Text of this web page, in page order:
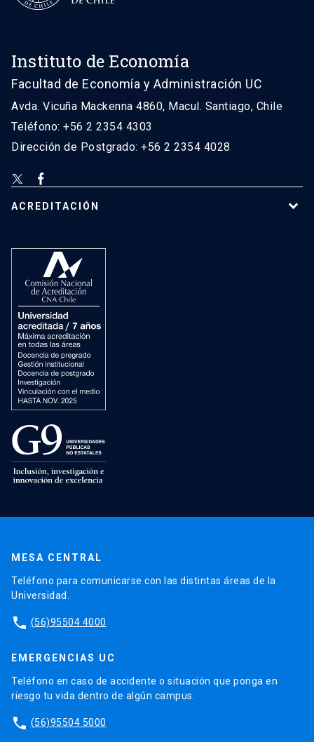
Instituto de Economía
Facultad de Economía y Administración UC
Avda. Vicuña Mackenna 4860, Macul. Santiago, Chile
Teléfono: +56 2 2354 4303
Dirección de Postgrado: +56 2 2354 4028
ACREDITACIÓN
MESA CENTRAL
Teléfono para comunicarse con las distintas áreas de la
Universidad.
phone (56)95504 4000
EMERGENCIAS UC
Teléfono en caso de accidente o situación que ponga en
riesgo tu vida dentro de algún campus.
phone (56)95504 5000